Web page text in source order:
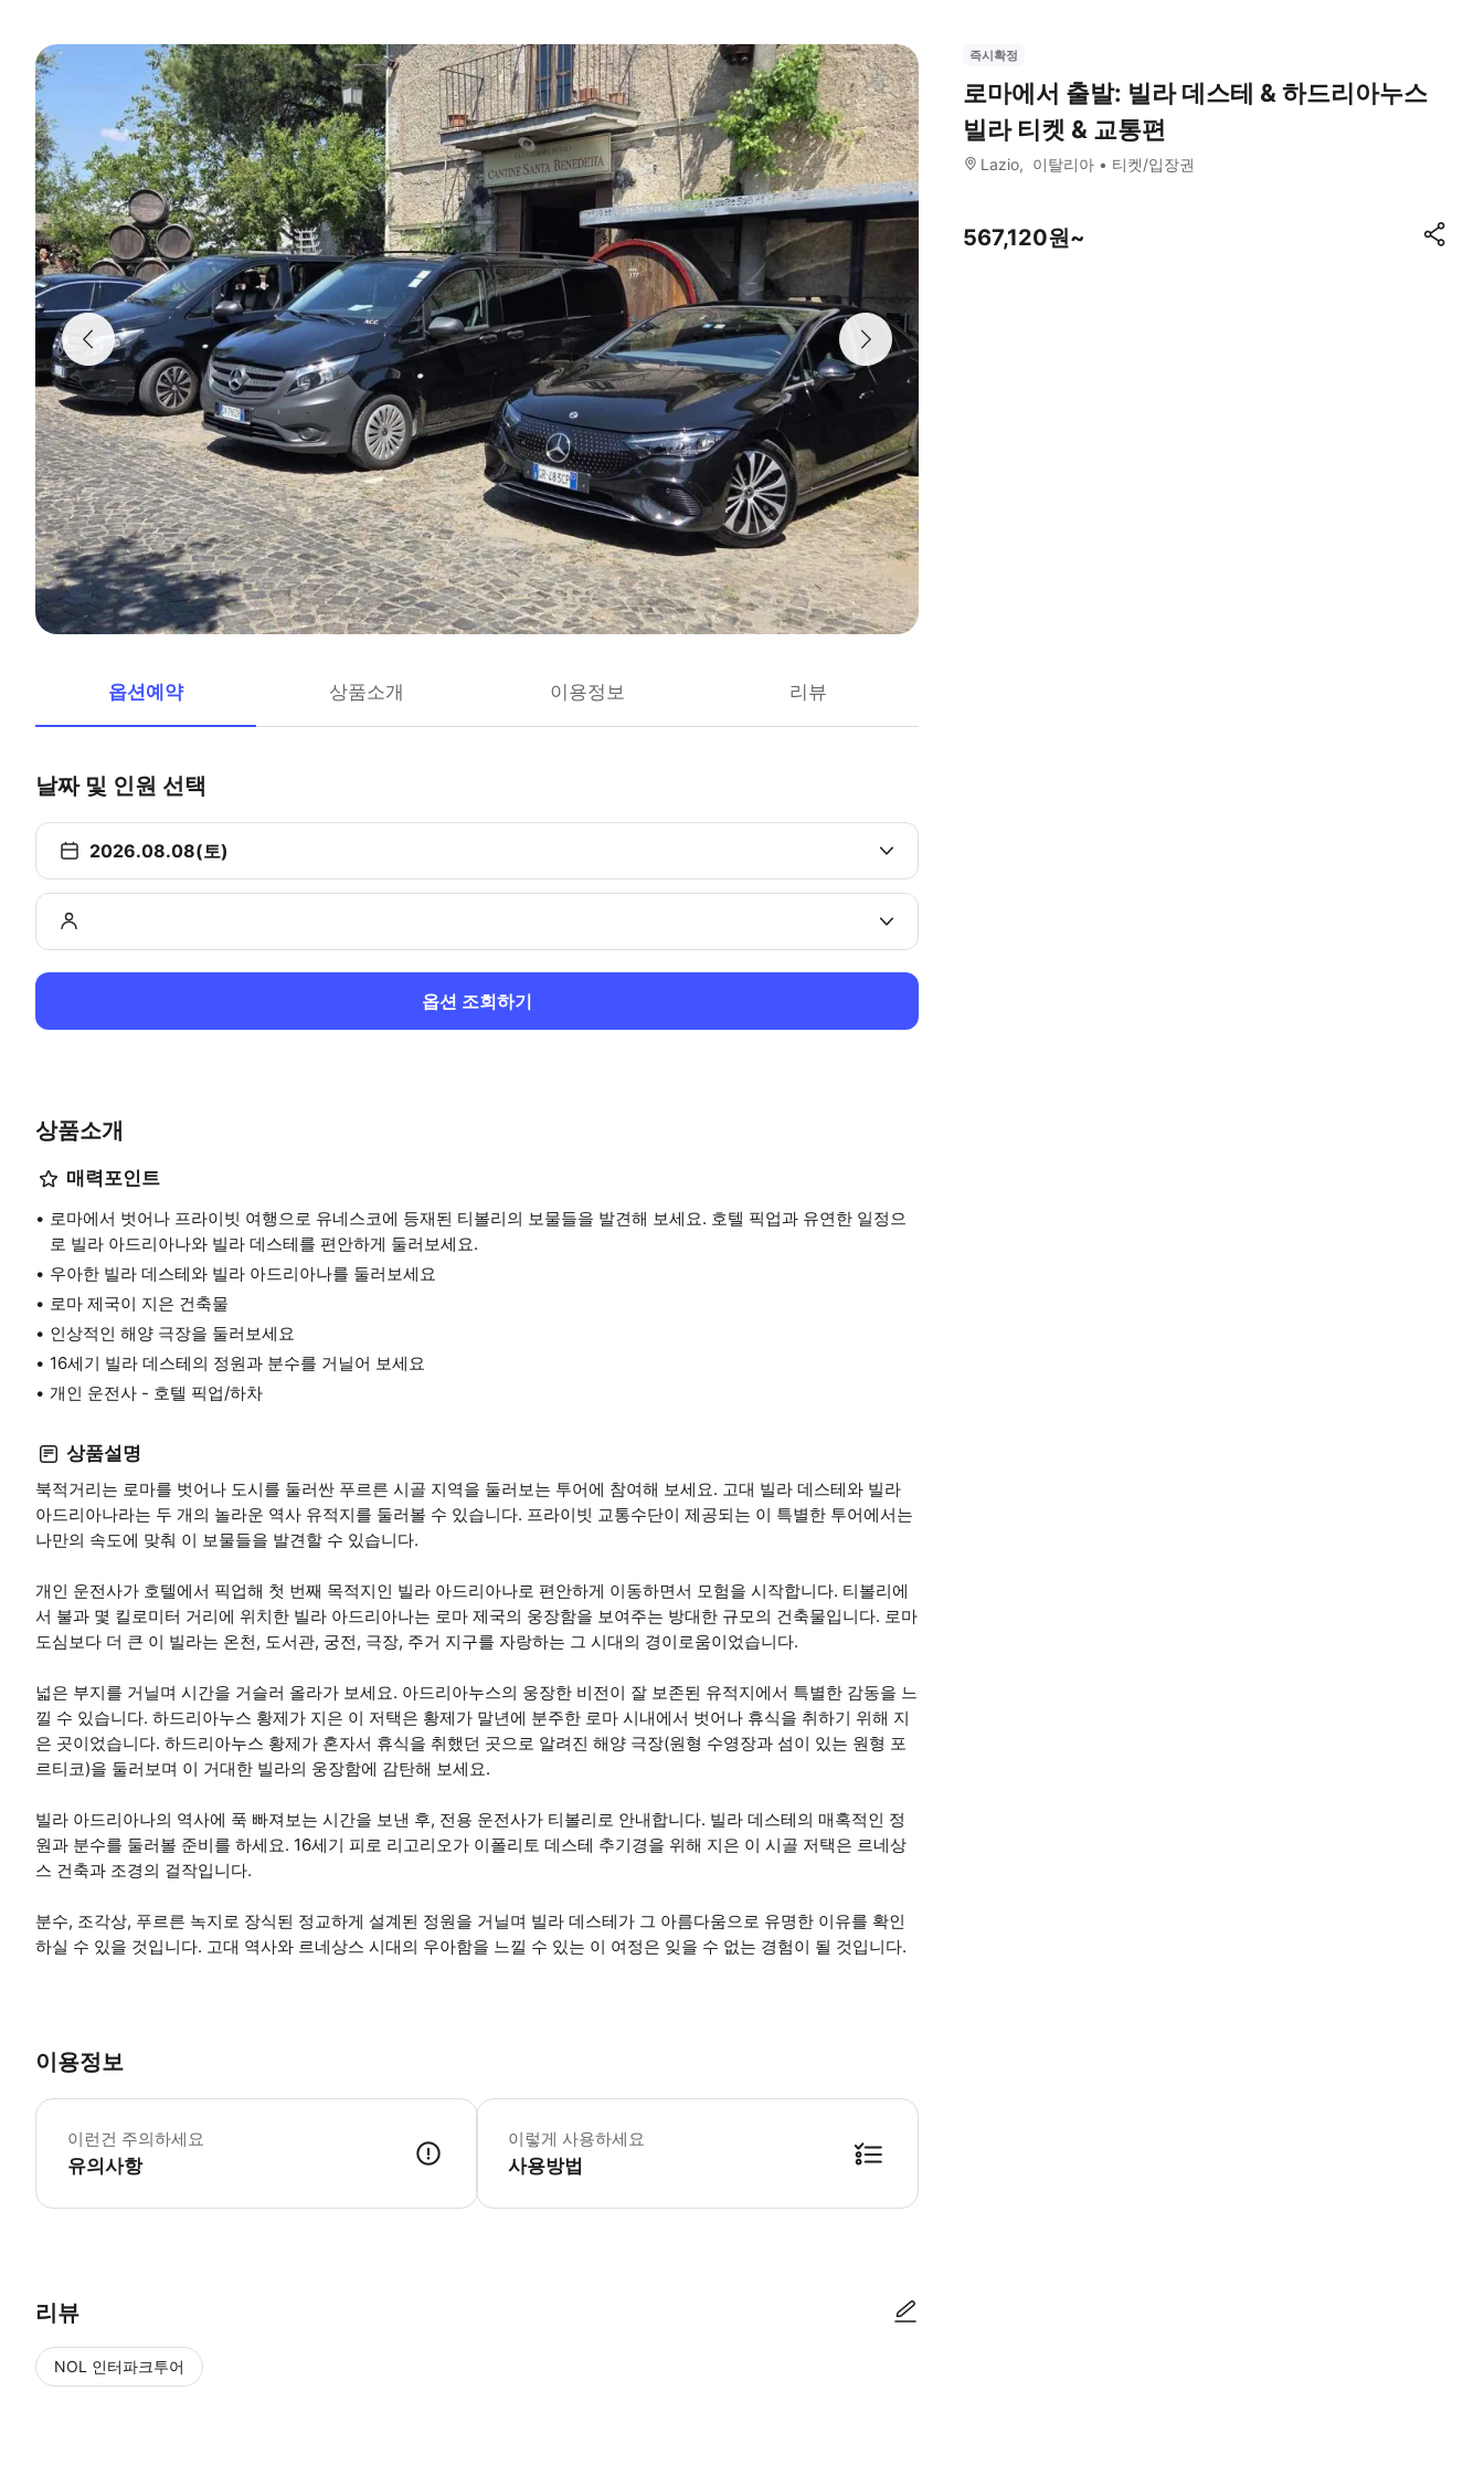
옵션예약 상품소개 이용정보 리뷰
날짜 및 인원 선택
2026.08.08(토)
옵션 조회하기
상품소개
매력포인트
로마에서 벗어나 프라이빗 여행으로 유네스코에 등재된 티볼리의 보물들을 발견해 보세요. 호텔 픽업과 유연한 일정으
로 빌라 아드리아나와 빌라 데스테를 편안하게 둘러보세요.
우아한 빌라 데스테와 빌라 아드리아나를 둘러보세요
로마 제국이 지은 건축물
인상적인 해양 극장을 둘러보세요
16세기 빌라 데스테의 정원과 분수를 거닐어 보세요
개인 운전사 - 호텔 픽업/하차
상품설명
북적거리는 로마를 벗어나 도시를 둘러싼 푸르른 시골 지역을 둘러보는 투어에 참여해 보세요. 고대 빌라 데스테와 빌라
아드리아나라는 두 개의 놀라운 역사 유적지를 둘러볼 수 있습니다. 프라이빗 교통수단이 제공되는 이 특별한 투어에서는
나만의 속도에 맞춰 이 보물들을 발견할 수 있습니다.
개인 운전사가 호텔에서 픽업해 첫 번째 목적지인 빌라 아드리아나로 편안하게 이동하면서 모험을 시작합니다. 티볼리에
서 불과 몇 킬로미터 거리에 위치한 빌라 아드리아나는 로마 제국의 웅장함을 보여주는 방대한 규모의 건축물입니다. 로마
도심보다 더 큰 이 빌라는 온천, 도서관, 궁전, 극장, 주거 지구를 자랑하는 그 시대의 경이로움이었습니다.
넓은 부지를 거닐며 시간을 거슬러 올라가 보세요. 아드리아누스의 웅장한 비전이 잘 보존된 유적지에서 특별한 감동을 느
낄 수 있습니다. 하드리아누스 황제가 지은 이 저택은 황제가 말년에 분주한 로마 시내에서 벗어나 휴식을 취하기 위해 지
은 곳이었습니다. 하드리아누스 황제가 혼자서 휴식을 취했던 곳으로 알려진 해양 극장(원형 수영장과 섬이 있는 원형 포
르티코)을 둘러보며 이 거대한 빌라의 웅장함에 감탄해 보세요.
빌라 아드리아나의 역사에 푹 빠져보는 시간을 보낸 후, 전용 운전사가 티볼리로 안내합니다. 빌라 데스테의 매혹적인 정
원과 분수를 둘러볼 준비를 하세요. 16세기 피로 리고리오가 이폴리토 데스테 추기경을 위해 지은 이 시골 저택은 르네상
스 건축과 조경의 걸작입니다.
분수, 조각상, 푸르른 녹지로 장식된 정교하게 설계된 정원을 거닐며 빌라 데스테가 그 아름다움으로 유명한 이유를 확인
하실 수 있을 것입니다. 고대 역사와 르네상스 시대의 우아함을 느낄 수 있는 이 여정은 잊을 수 없는 경험이 될 것입니다.
이용정보
이런건 주의하세요
유의사항
• 본 서비스는 입장권이 포함된 프라이빗 교통편 서비스입니다. 별도로 선택하지 않는 한 빌라 내부의 가이드 투어는 포함되어 있지 않습니다. • 본 투어
이렇게 사용하세요
사용방법
리뷰
NOL 인터파크투어
즉시확정
로마에서 출발: 빌라 데스테 & 하드리아누스
빌라 티켓 & 교통편
Lazio 이탈리아 티켓/입장권
567,120원~